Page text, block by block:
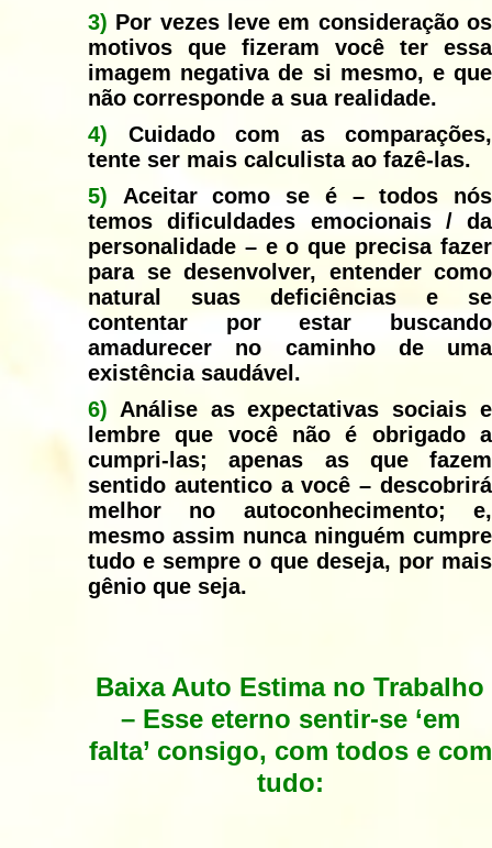
3) Por vezes leve em consideração os
motivos que fizeram você ter essa
imagem negativa de si mesmo, e que
não corresponde a sua realidade.
4) Cuidado com as comparações,
tente ser mais calculista ao fazê-las.
5) Aceitar como se é – todos nós
temos dificuldades emocionais / da
personalidade – e o que precisa fazer
para se desenvolver, entender como
natural suas deficiências e se
contentar por estar buscando
amadurecer no caminho de uma
existência saudável.
6) Análise as expectativas sociais e
lembre que você não é obrigado a
cumpri-las; apenas as que fazem
sentido autentico a você – descobrirá
melhor no autoconhecimento; e,
mesmo assim nunca ninguém cumpre
tudo e sempre o que deseja, por mais
gênio que seja.
Baixa Auto Estima no Trabalho
– Esse eterno sentir-se ‘em
falta’ consigo, com todos e com
tudo: